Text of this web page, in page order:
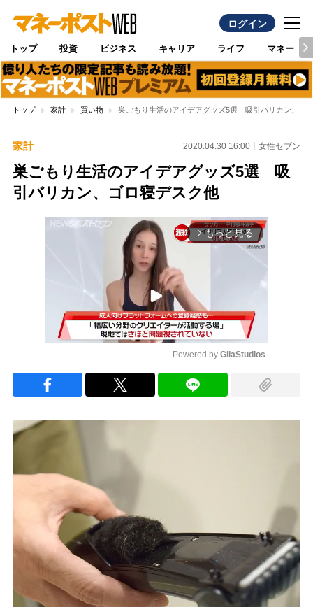
ログイン
トップ 投資 ビジネス キャリア ライフ マネー
トップ 家計 買い物 巣ごもり生活のアイデアグッズ5選 吸引バリカン、ゴ
家計 2020.04.30 16:00 女性セブン
巣ごもり生活のアイデアグッズ5選 吸
引バリカン、ゴロ寝デスク他
arrow_forward_ios もっと見る
Powered by GliaStudios